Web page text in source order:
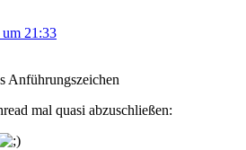
21:33
mal quasi abzuschließen: